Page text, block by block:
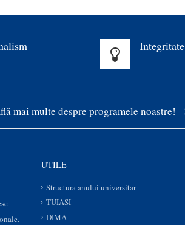
Integritate
mai multe despre programele noastre!
UTILE
Structura anului universitar
TUIASI
DIMA